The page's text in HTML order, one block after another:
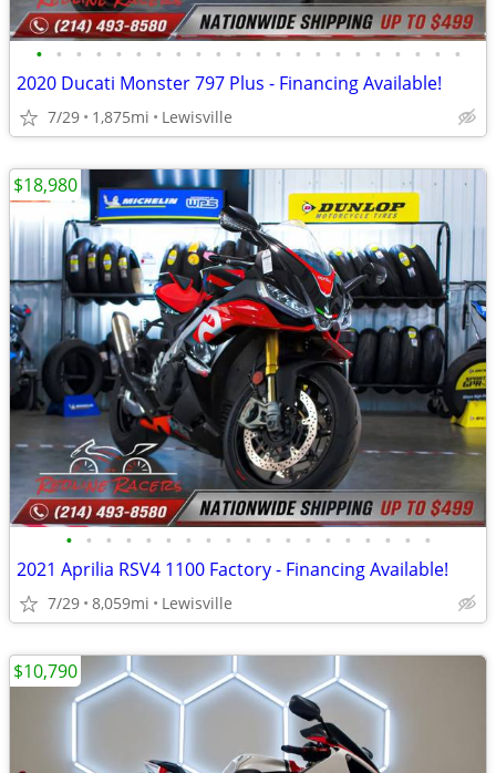
• • • • • • • • • • • • • • • • • • • • • •
2020 Ducati Monster 797 Plus - Financing Available!
7/29 1,875mi Lewisville
• • • • • • • • • • • • • • • • • • •
2021 Aprilia RSV4 1100 Factory - Financing Available!
7/29 8,059mi Lewisville
$18,980
$10,790